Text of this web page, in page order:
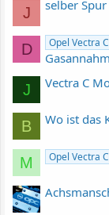
J selber
D Opel Vectra C
J Vectra C
B Wo ist das
M Opel Vectra C